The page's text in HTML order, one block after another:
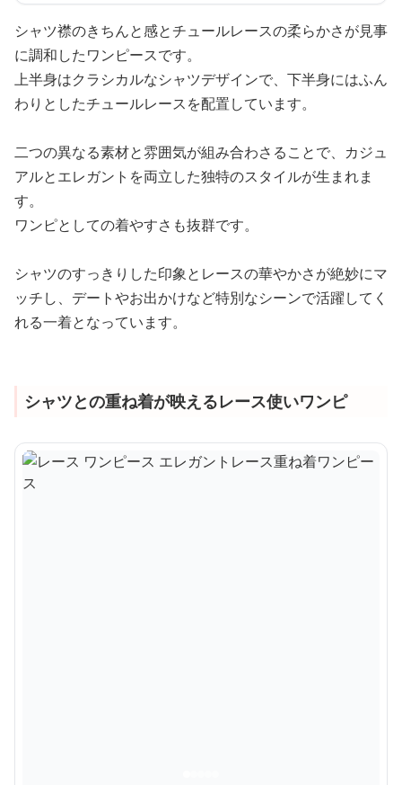
シャツ襟のきちんと感とチュールレースの柔らかさが見事
に調和したワンピースです。
上半身はクラシカルなシャツデザインで、下半身にはふん
わりとしたチュールレースを配置しています。
二つの異なる素材と雰囲気が組み合わさることで、カジュ
アルとエレガントを両立した独特のスタイルが生まれま
す。
ワンピとしての着やすさも抜群です。
シャツのすっきりした印象とレースの華やかさが絶妙にマ
ッチし、デートやお出かけなど特別なシーンで活躍してく
れる一着となっています。
シャツとの重ね着が映えるレース使いワンピ